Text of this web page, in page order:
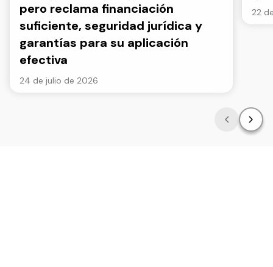
pero reclama financiación
suficiente, seguridad jurídica y
garantías para su aplicación
efectiva
24 de julio de 2026
22